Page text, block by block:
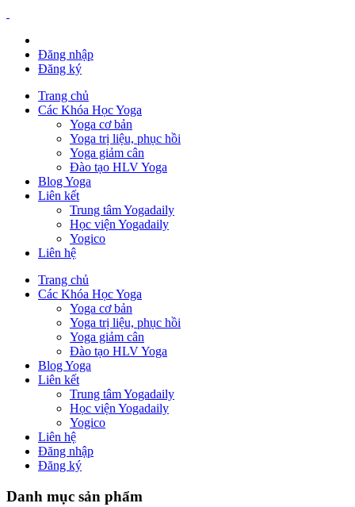
Đăng nhập
Đăng ký
Trang chủ
Các Khóa Học Yoga
Yoga cơ bản
Yoga trị liệu, phục hồi
Yoga giảm cân
Đào tạo HLV Yoga
Blog Yoga
Liên kết
Trung tâm Yogadaily
Học viện Yogadaily
Yogico
Liên hệ
Trang chủ
Các Khóa Học Yoga
Yoga cơ bản
Yoga trị liệu, phục hồi
Yoga giảm cân
Đào tạo HLV Yoga
Blog Yoga
Liên kết
Trung tâm Yogadaily
Học viện Yogadaily
Yogico
Liên hệ
Đăng nhập
Đăng ký
Danh mục sản phẩm